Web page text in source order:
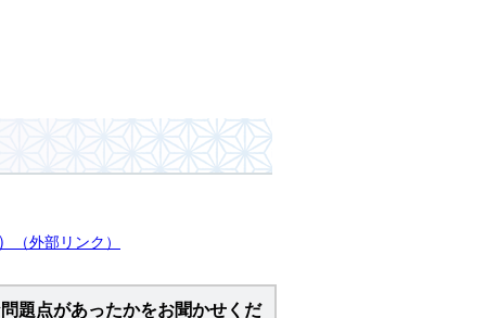
（外部リンク）
題点があったかをお聞かせくだ